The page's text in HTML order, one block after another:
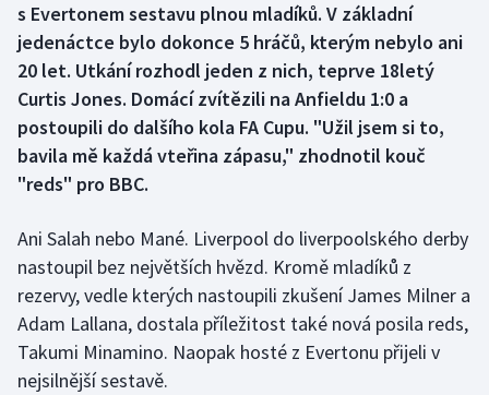
Curling
Florbal
Futsal
Golf
Gymnastika
Házená
s Evertonem sestavu plnou mladíků. V základní
jedenáctce bylo dokonce 5 hráčů, kterým nebylo ani
20 let. Utkání rozhodl jeden z nich, teprve 18letý
Curtis Jones. Domácí zvítězili na Anfieldu 1:0 a
postoupili do dalšího kola FA Cupu. "Užil jsem si to,
bavila mě každá vteřina zápasu," zhodnotil kouč
"reds" pro BBC.
Ani Salah nebo Mané. Liverpool do liverpoolského derby
nastoupil bez největších hvězd. Kromě mladíků z
rezervy, vedle kterých nastoupili zkušení James Milner a
Adam Lallana, dostala příležitost také nová posila reds,
Takumi Minamino. Naopak hosté z Evertonu přijeli v
nejsilnější sestavě.